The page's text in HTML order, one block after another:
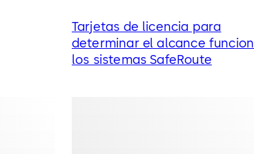
Tarjetas de licencia para
determinar el alcance
los sistemas SafeRoute